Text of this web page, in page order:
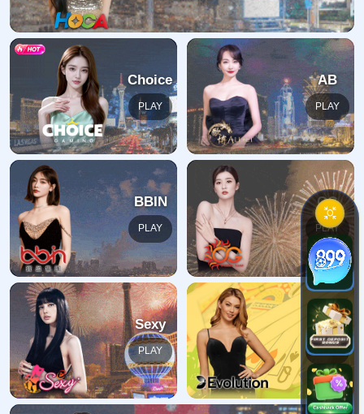
哎呀！找不到页面
我们深感抱歉，您请求的页面缺失